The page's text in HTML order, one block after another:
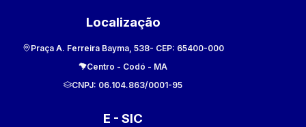
Localização
Praça A. Ferreira Bayma, 538- CEP: 65400-000
Centro - Codó - MA
CNPJ: 06.104.863/0001-95
E - SIC